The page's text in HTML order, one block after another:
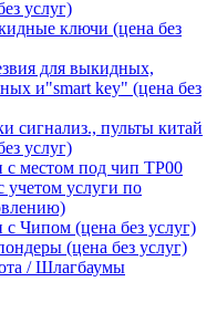
услуг)
ключи (цена без
для выкидных,
и"smart key" (цена без
сигнализ., пульты китай
услуг)
местом под чип TP00
учетом услуги по
Чипом (цена без услуг)
(цена без услуг)
/ Шлагбаумы